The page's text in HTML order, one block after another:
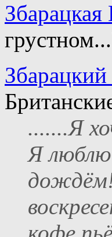
.......Я
Я люблю